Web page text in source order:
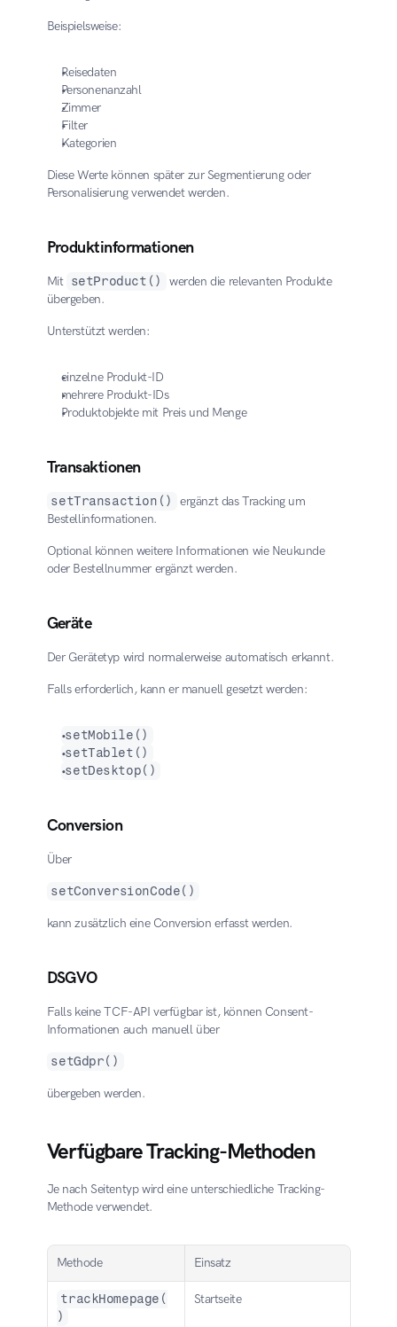
Beispielsweise:
Reisedaten
Personenanzahl
Zimmer
Filter
Kategorien
Diese Werte können später zur Segmentierung oder
Personalisierung verwendet werden.
Produktinformationen
Mit setProduct()
werden die relevanten Produkte
übergeben.
Unterstützt werden:
einzelne Produkt-ID
mehrere Produkt-IDs
Produktobjekte mit Preis und Menge
Transaktionen
setTransaction()
ergänzt das Tracking um
Bestellinformationen.
Optional können weitere Informationen wie Neukunde
oder Bestellnummer ergänzt werden.
Geräte
Der Gerätetyp wird normalerweise automatisch erkannt.
Falls erforderlich, kann er manuell gesetzt werden:
setMobile()
setTablet()
setDesktop()
Conversion
Über
setConversionCode()
kann zusätzlich eine Conversion erfasst werden.
DSGVO
Falls keine TCF-API verfügbar ist, können Consent-
Informationen auch manuell über
setGdpr()
übergeben werden.
Verfügbare Tracking-Methoden
Je nach Seitentyp wird eine unterschiedliche Tracking-
Methode verwendet.
Methode Einsatz
trackHomepage(
)
Startseite